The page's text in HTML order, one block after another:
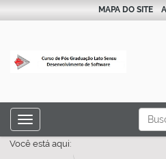
MAPA DO SITE
Toggle navigation
Você está aqui: